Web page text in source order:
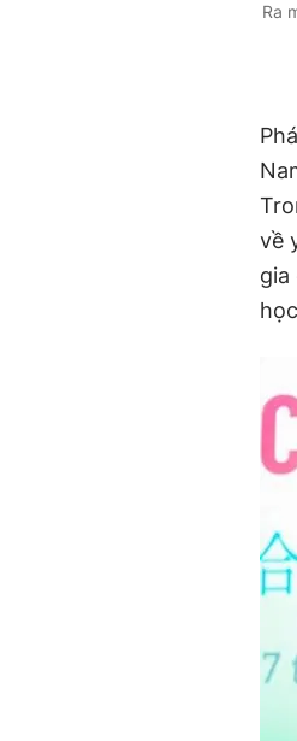
Ra
về
gia